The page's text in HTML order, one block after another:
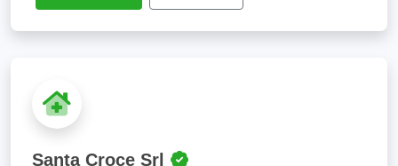
Santa Croce Srl